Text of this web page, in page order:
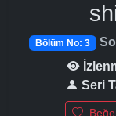
Bölüm No: 3
Seri